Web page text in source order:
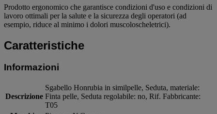
Prodotto ergonomico che garantisce condizioni d'uso e condizioni di
lavoro ottimali per la salute e la sicurezza degli operatori (ad
esempio, riduce al minimo i dolori muscoloscheletrici).
Caratteristiche
Informazioni
Descrizione
Sgabello Honrubia in similpelle, Seduta, materiale:
Finta pelle, Seduta regolabile: no, Rif. Fabbricante:
T05